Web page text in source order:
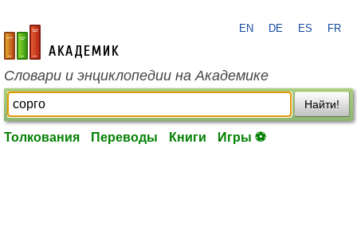
academic.ru
EN DE ES FR
Словари и энциклопедии на Академике
Найти!
Толкования Переводы Книги Игры ⚽